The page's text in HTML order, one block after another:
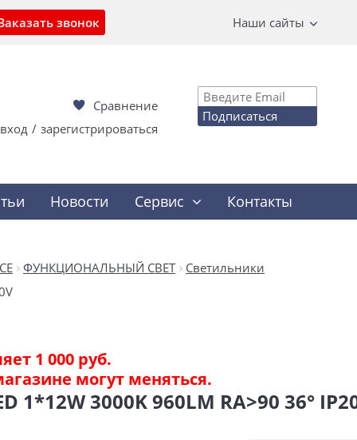
звонок Наши сайты
Сравнение
вход / зарегистрироваться
Подписаться
Новости Сервис Контакты
ФУНКЦИОНАЛЬНЫЙ СВЕТ
Светильники
1 000 руб.
могут меняться.
3000K 960LM RA>90 36°